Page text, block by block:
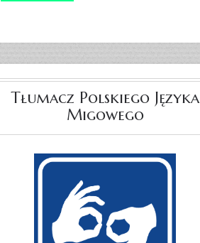
Tłumacz Polskiego Języka
Migowego